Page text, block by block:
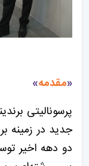
«مقدمه»
پرسونالیتی
جدید در زمینه